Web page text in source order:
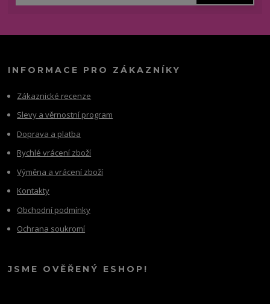
INFORMACE PRO ZÁKAZNÍKY
Zákaznické recenze
Slevy a věrnostní program
Doprava a platba
Rychlé vrácení zboží
Výměna a vrácení zboží
Kontakty
Obchodní podmínky
Ochrana soukromí
JSME OVĚŘENÝ ESHOP!